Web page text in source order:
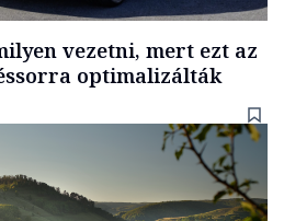
vezetni, mert ezt az
optimalizálták